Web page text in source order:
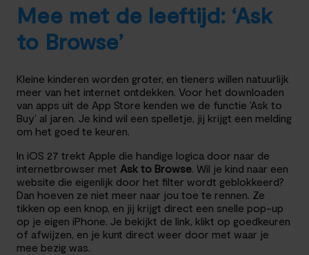
Mee met de leeftijd: ‘Ask
to Browse’
Kleine kinderen worden groter, en tieners willen natuurlijk
meer van het internet ontdekken. Voor het downloaden
van apps uit de App Store kenden we de functie ‘Ask to
Buy’ al jaren. Je kind wil een spelletje, jij krijgt een melding
om het goed te keuren.
In iOS 27 trekt Apple die handige logica door naar de
internetbrowser met Ask to Browse. Wil je kind naar een
website die eigenlijk door het filter wordt geblokkeerd?
Dan hoeven ze niet meer naar jou toe te rennen. Ze
tikken op een knop, en jij krijgt direct een snelle pop-up
op je eigen iPhone. Je bekijkt de link, klikt op goedkeuren
of afwijzen, en je kunt direct weer door met waar je
mee bezig was.